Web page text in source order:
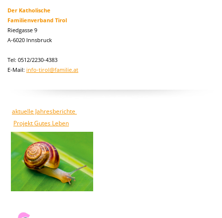
Der Katholische
Familienverband Tirol
Riedgasse 9
A-6020 Innsbruck
Tel: 0512/2230-4383
E-Mail: info-tirol@familie.at
aktuelle Jahresberichte
Projekt Gutes Leben